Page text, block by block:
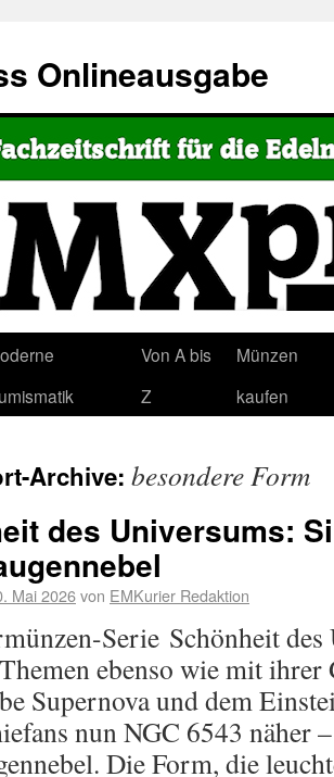
Onlineausgabe
Von A bis
Z
Münzen
kaufen
Archive: besondere Form
des Universums:
Mai 2026von EMKurier Redaktion
Serie Schönheit
ebenso wie mit ihrer
Supernova und dem
nun NGC 6543 näher
Die Form, die